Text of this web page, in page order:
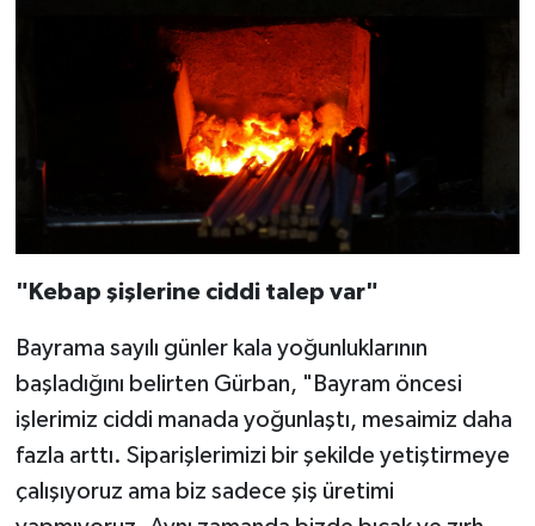
"Kebap şişlerine ciddi talep var"
Bayrama sayılı günler kala yoğunluklarının
başladığını belirten Gürban, "Bayram öncesi
işlerimiz ciddi manada yoğunlaştı, mesaimiz daha
fazla arttı. Siparişlerimizi bir şekilde yetiştirmeye
çalışıyoruz ama biz sadece şiş üretimi